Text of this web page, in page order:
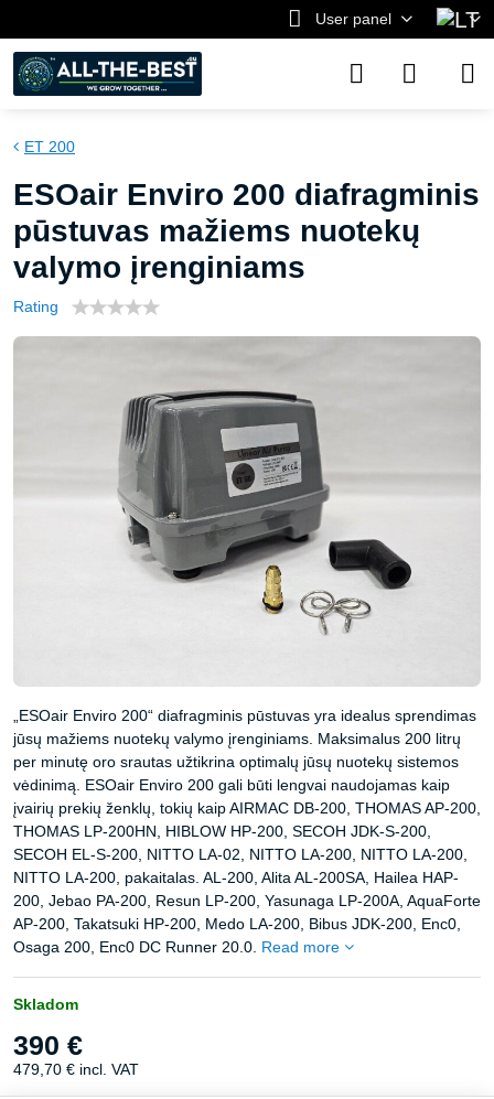
User panel
ET 200
ESOair Enviro 200 diafragminis
pūstuvas mažiems nuotekų
valymo įrenginiams
Rating
„ESOair Enviro 200“ diafragminis pūstuvas yra idealus sprendimas
jūsų mažiems nuotekų valymo įrenginiams. Maksimalus 200 litrų
per minutę oro srautas užtikrina optimalų jūsų nuotekų sistemos
vėdinimą. ESOair Enviro 200 gali būti lengvai naudojamas kaip
įvairių prekių ženklų, tokių kaip AIRMAC DB-200, THOMAS AP-200,
THOMAS LP-200HN, HIBLOW HP-200, SECOH JDK-S-200,
SECOH EL-S-200, NITTO LA-02, NITTO LA-200, NITTO LA-200,
NITTO LA-200, pakaitalas. AL-200, Alita AL-200SA, Hailea HAP-
200, Jebao PA-200, Resun LP-200, Yasunaga LP-200A, AquaForte
AP-200, Takatsuki HP-200, Medo LA-200, Bibus JDK-200, Enc0,
Osaga 200, Enc0 DC Runner 20.0. Read more
Skladom
390 €
479,70 € incl. VAT